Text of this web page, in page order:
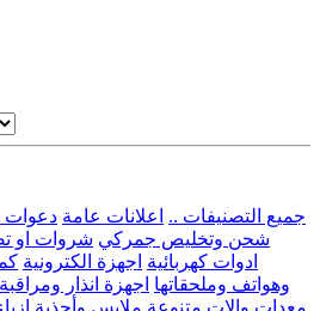
.. جميع التصنيفات ..
اعلانات عامة دعوات
شحن وتخليص جمركي شروات او
ادوات كهربائية اجهزة الكترونية
وهواتف وملحقاتها اجهزة انذار ومراقبة
معدات والات متنوعة ملابس وأحذية